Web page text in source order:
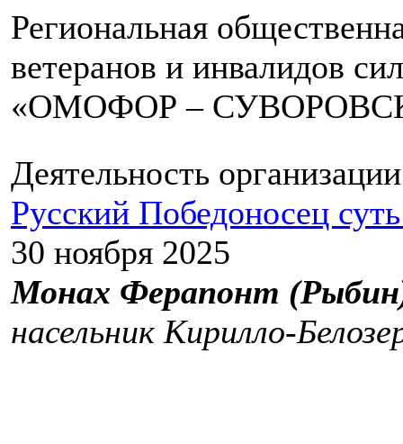
Региональная
ветеранов и инвалидов
«ОМОФОР –
Деятельность организации
Русский Победоносец
30 ноября 2025
Монах Ферапонт
насельник Кирилло-